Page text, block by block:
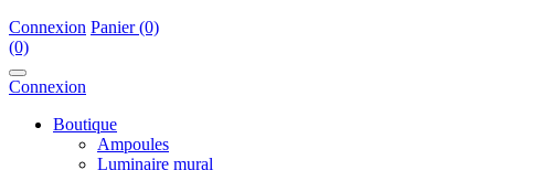
Connexion Panier (0)
(0)
Connexion
Boutique
Ampoules
Luminaire mural